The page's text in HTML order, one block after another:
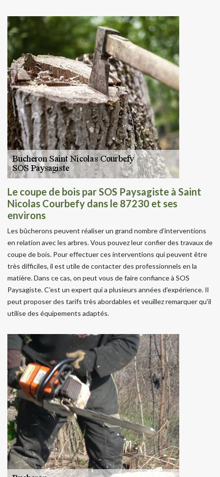
Le coupe de bois par SOS Paysagiste à Saint
Nicolas Courbefy dans le 87230 et ses
environs
Les bûcherons peuvent réaliser un grand nombre d'interventions
en relation avec les arbres. Vous pouvez leur confier des travaux de
coupe de bois. Pour effectuer ces interventions qui peuvent être
très difficiles, il est utile de contacter des professionnels en la
matière. Dans ce cas, on peut vous de faire confiance à SOS
Paysagiste. C'est un expert qui a plusieurs années d'expérience. Il
peut proposer des tarifs très abordables et veuillez remarquer qu'il
utilise des équipements adaptés.